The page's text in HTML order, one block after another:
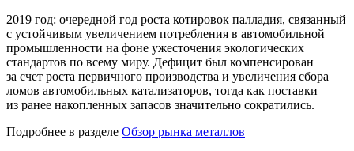
2019 год: очередной год роста котировок палладия, связанный
с устойчивым увеличением потребления в автомобильной
промышленности на фоне ужесточения экологических
стандартов по всему миру. Дефицит был компенсирован
за счет роста первичного производства и увеличения сбора
ломов автомобильных катализаторов, тогда как поставки
из ранее накопленных запасов значительно сократились.
Подробнее в разделе Обзор рынка металлов